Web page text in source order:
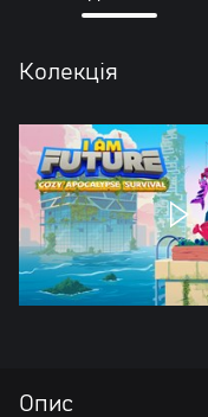
Колекція
Опис